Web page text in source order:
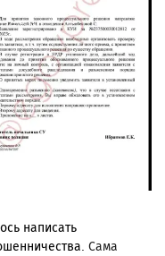
написать
Сама